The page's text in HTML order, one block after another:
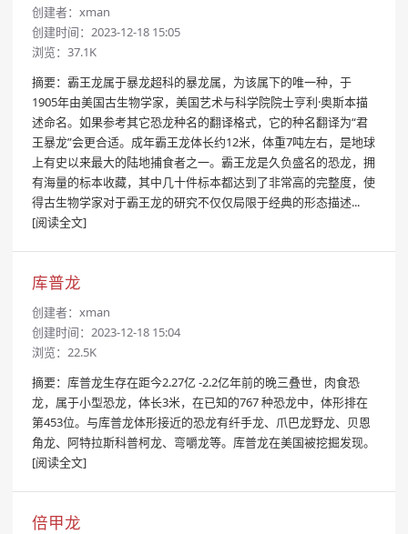
创建者： xman
创建时间：2023-12-18 15:05
浏览：37.1K
摘要：霸王龙属于暴龙超科的暴龙属，为该属下的唯一种，于
1905年由美国古生物学家，美国艺术与科学院院士亨利·奥斯本描
述命名。如果参考其它恐龙种名的翻译格式，它的种名翻译为“君
王暴龙”会更合适。成年霸王龙体长约12米，体重7吨左右，是地球
上有史以来最大的陆地捕食者之一。霸王龙是久负盛名的恐龙，拥
有海量的标本收藏，其中几十件标本都达到了非常高的完整度，使
得古生物学家对于霸王龙的研究不仅仅局限于经典的形态描述...
[阅读全文]
库普龙
创建者： xman
创建时间：2023-12-18 15:04
浏览：22.5K
摘要：库普龙生存在距今2.27亿 -2.2亿年前的晚三叠世，肉食恐
龙，属于小型恐龙，体长3米，在已知的767 种恐龙中，体形排在
第453位。与库普龙体形接近的恐龙有纤手龙、爪巴龙野龙、贝恩
角龙、阿特拉斯科普柯龙、弯嚼龙等。库普龙在美国被挖掘发现。
[阅读全文]
倍甲龙